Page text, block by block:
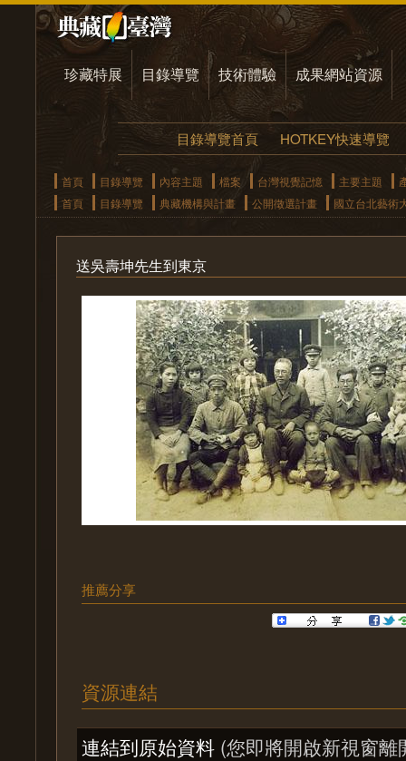
珍藏特展 目錄導覽 技術體驗 成果網站資源
目錄導覽首頁 HOTKEY快速導覽
首頁 目錄導覽 內容主題 檔案 台灣視覺記憶 主要主題
首頁
目錄導覽 典藏機構與計畫 公開徵選計畫 國立台北藝術
送吳壽坤先生到東京
推薦分享
資源連結
連結到原始資料 (您即將開啟新視窗離